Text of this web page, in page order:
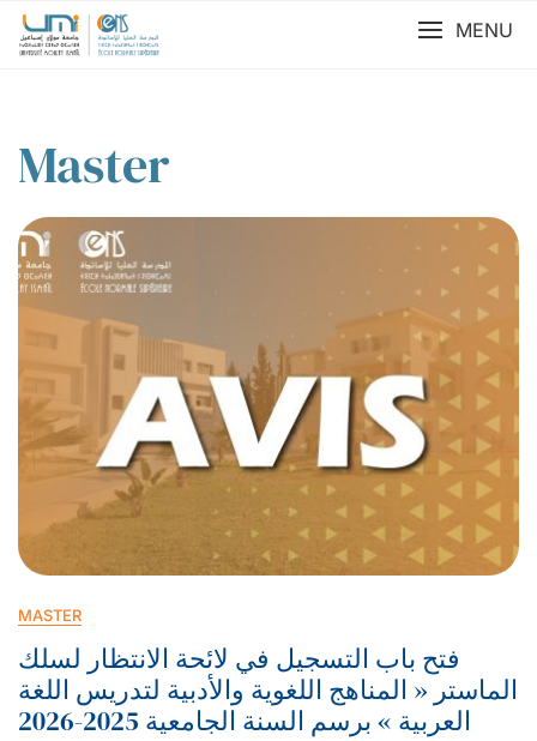
MENU
Master
MASTER
فتح باب التسجيل في لائحة الانتظار لسلك
الماستر « المناهج اللغوية والأدبية لتدريس اللغة
العربية » برسم السنة الجامعية 2025-2026